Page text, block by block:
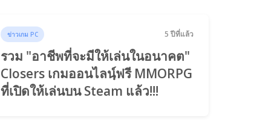
ข่าวเกม PC 5 ปีที่แล้ว
รวม "อาชีพที่จะมีให้เล่นในอนาคต"
Closers เกมออนไลนฺ์ฟรี MMORPG
ที่เปิดให้เล่นบน Steam แล้ว!!!